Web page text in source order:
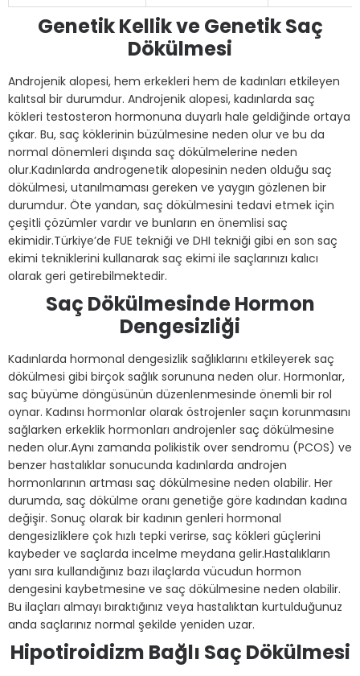
Genetik Kellik ve Genetik Saç
Dökülmesi
Androjenik alopesi, hem erkekleri hem de kadınları etkileyen
kalıtsal bir durumdur. Androjenik alopesi, kadınlarda saç
kökleri testosteron hormonuna duyarlı hale geldiğinde ortaya
çıkar. Bu, saç köklerinin büzülmesine neden olur ve bu da
normal dönemleri dışında saç dökülmelerine neden
olur.Kadınlarda androgenetik alopesinin neden olduğu saç
dökülmesi, utanılmaması gereken ve yaygın gözlenen bir
durumdur. Öte yandan, saç dökülmesini tedavi etmek için
çeşitli çözümler vardır ve bunların en önemlisi saç
ekimidir.Türkiye’de FUE tekniği ve DHI tekniği gibi en son saç
ekimi tekniklerini kullanarak saç ekimi ile saçlarınızı kalıcı
olarak geri getirebilmektedir.
Saç Dökülmesinde Hormon
Dengesizliği
Kadınlarda hormonal dengesizlik sağlıklarını etkileyerek saç
dökülmesi gibi birçok sağlık sorununa neden olur. Hormonlar,
saç büyüme döngüsünün düzenlenmesinde önemli bir rol
oynar. Kadınsı hormonlar olarak östrojenler saçın korunmasını
sağlarken erkeklik hormonları androjenler saç dökülmesine
neden olur.Aynı zamanda polikistik over sendromu (PCOS) ve
benzer hastalıklar sonucunda kadınlarda androjen
hormonlarının artması saç dökülmesine neden olabilir. Her
durumda, saç dökülme oranı genetiğe göre kadından kadına
değişir. Sonuç olarak bir kadının genleri hormonal
dengesizliklere çok hızlı tepki verirse, saç kökleri güçlerini
kaybeder ve saçlarda incelme meydana gelir.Hastalıkların
yanı sıra kullandığınız bazı ilaçlarda vücudun hormon
dengesini kaybetmesine ve saç dökülmesine neden olabilir.
Bu ilaçları almayı bıraktığınız veya hastalıktan kurtulduğunuz
anda saçlarınız normal şekilde yeniden uzar.
Hipotiroidizm Bağlı Saç Dökülmesi